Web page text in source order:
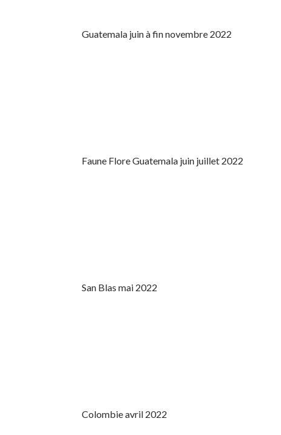
Guatemala juin à fin novembre 2022
Faune Flore Guatemala juin juillet 2022
San Blas mai 2022
Colombie avril 2022